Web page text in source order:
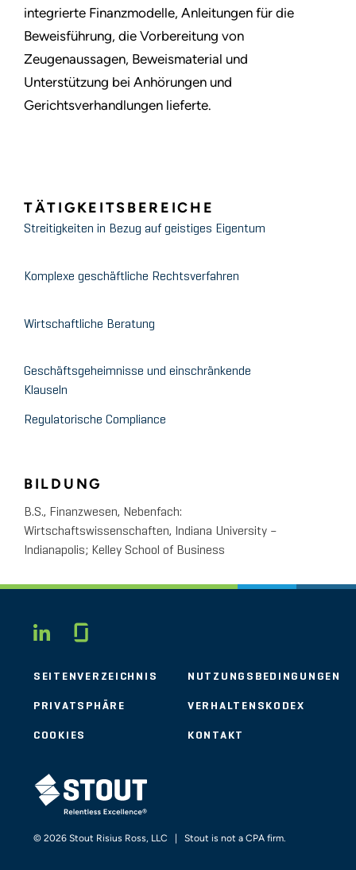
integrierte Finanzmodelle, Anleitungen für die
Beweisführung, die Vorbereitung von
Zeugenaussagen, Beweismaterial und
Unterstützung bei Anhörungen und
Gerichtsverhandlungen lieferte.
TÄTIGKEITSBEREICHE
Streitigkeiten in Bezug auf geistiges Eigentum
Komplexe geschäftliche Rechtsverfahren
Wirtschaftliche Beratung
Geschäftsgeheimnisse und einschränkende
Klauseln
Regulatorische Compliance
BILDUNG
B.S., Finanzwesen, Nebenfach:
Wirtschaftswissenschaften, Indiana University –
Indianapolis; Kelley School of Business
LINKEDIN
SEITENVERZEICHNIS NUTZUNGSBEDINGUNGEN
PRIVATSPHÄRE VERHALTENSKODEX
COOKIES KONTAKT
STOUT LOGO
© 2026 Stout Risius Ross, LLC | Stout is not a CPA firm.